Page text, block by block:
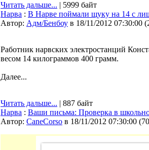
Читать дальше... | 5999 байт
Нарва : В Нарве поймали щуку на 14 с
Автор: Адм/Бенбоу в 18/11/2012 07:30:00 (
Работник нарвских электростанций
весом 14 килограммов 400 грамм.
Далее...
Читать дальше... | 887 байт
Нарва : Ваши письма: Проверка в
Автор: CaneCorso в 18/11/2012 07:30:00 (